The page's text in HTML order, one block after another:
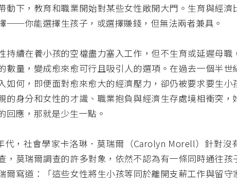
動下，教育和職業開始對某些女性敞開大門。生育與經濟
──你能選擇生孩子，或選擇賺錢，但無法兩者兼具。
持續在養小孩的空檔盡力塞入工作，但不生育或延遲母職
數量，變成愈來愈可行且吸引人的選項。在過去一個半世
如何，即便面對愈來愈大的經濟壓力，卻仍被要求要生小
的身分和女性的才識、職業抱負與經濟生存處境相衝突，
回應，那就是少生一點。
代，社會學家卡洛琳．莫瑞爾（Carolyn Morell）針對沒
，莫瑞爾調查的許多對象，依然不認為有一條同時通往孩
爾寫道：「這些女性將生小孩等同於離開支薪工作與留守